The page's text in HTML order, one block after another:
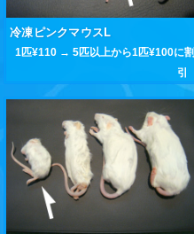
冷凍ピンクマウスL
1匹¥110 → 5匹以上から1匹¥100に割
引